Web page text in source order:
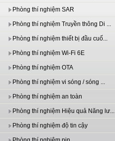
Phòng thí nghiệm SAR
Phòng thí nghiệm Truyền thông Di ...
Phòng thí nghiệm thiết bị đầu cuố...
Phòng thí nghiệm Wi-Fi 6E
Phòng thí nghiệm OTA
Phòng thí nghiệm vi sóng / sóng ...
Phòng thí nghiệm an toàn
Phòng thí nghiệm Hiệu quả Năng lư...
Phòng thí nghiệm độ tin cậy